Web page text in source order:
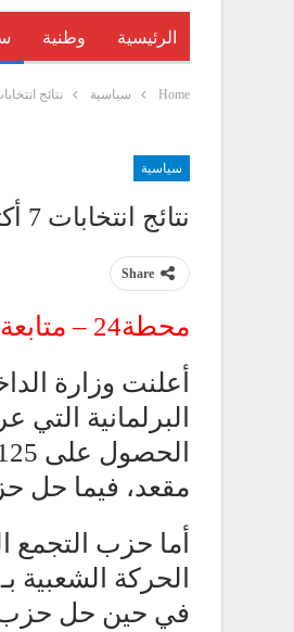
الرئيسية وطنية
Home سياسية نتائج انتخابات 7 أكتوبر .. البيجيدي 125 مقعدا
سياسية
نتائج انتخابات 7 أكتوبر .. البيجيدي 125 مقعدا والبام 102
Share
محطة24 – متابعة
أعلنت وزارة
البرلمانية
مقعد، فيما حل حزب